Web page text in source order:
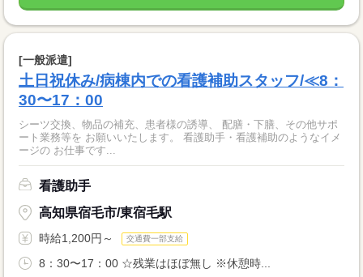
[一般派遣]
土日祝休み/病棟内での看護補助スタッフ/≪8：
30〜17：00
シーツ交換、物品の補充、患者様の誘導、 配膳・下膳、その他サポ
ート業務等を お願いいたします。 看護助手・看護補助のようなイメ
ージの お仕事です...
看護助手
高知県宿毛市/東宿毛駅
時給1,200円～ 交通費一部支給
8：30〜17：00 ☆残業はほぼ無し ※休憩時...